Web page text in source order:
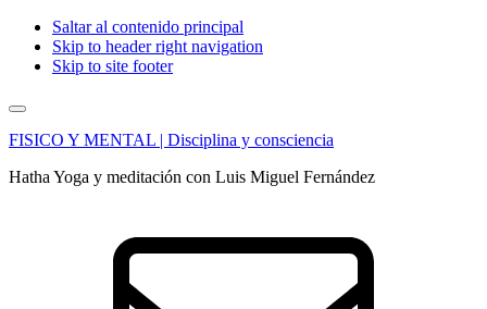
Saltar al contenido principal
Skip to header right navigation
Skip to site footer
Menu
FISICO Y MENTAL | Disciplina y consciencia
Hatha Yoga y meditación con Luis Miguel Fernández